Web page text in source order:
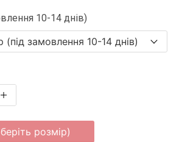
10-14 днів)
розмір)